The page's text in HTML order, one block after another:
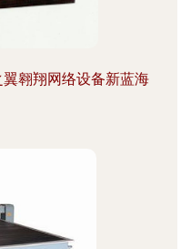
翱翔网络设备新蓝海